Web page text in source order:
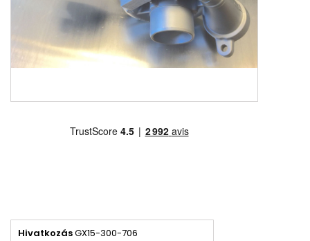
HivatkozásGX15-300-706